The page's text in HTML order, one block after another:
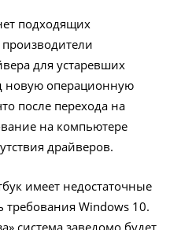
подходящих
для устаревших
новую операционную
после перехода на
на компьютере
драйверов.
имеет недостаточные
требования Windows 10.